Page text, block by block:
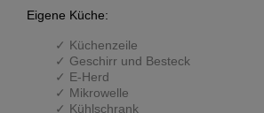
Eigene Küche:
Küchenzeile
Geschirr und Besteck
E-Herd
Mikrowelle
Kühlschrank